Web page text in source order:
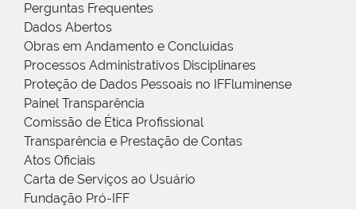
Perguntas Frequentes
Dados Abertos
Obras em Andamento e Concluídas
Processos Administrativos Disciplinares
Proteção de Dados Pessoais no IFFluminense
Painel Transparência
Comissão de Ética Profissional
Transparência e Prestação de Contas
Atos Oficiais
Carta de Serviços ao Usuário
Fundação Pró-IFF